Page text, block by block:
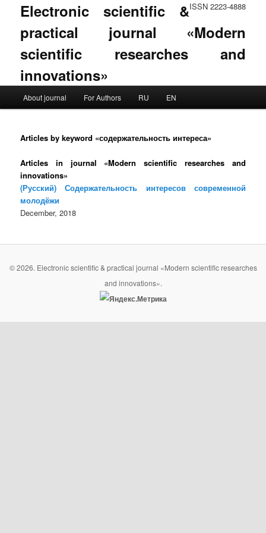
ISSN 2223-4888
Electronic scientific &
practical journal «Modern
scientific researches and
innovations»
Skip to primary content
Skip to secondary content
About journal For Authors RU EN
Articles by keyword «содержательность интереса»
Articles in journal «Modern scientific researches and
innovations»
(Русский) Содержательность интересов современной
молодёжи
December, 2018
© 2026. Electronic scientific & practical journal «Modern scientific researches
and innovations».